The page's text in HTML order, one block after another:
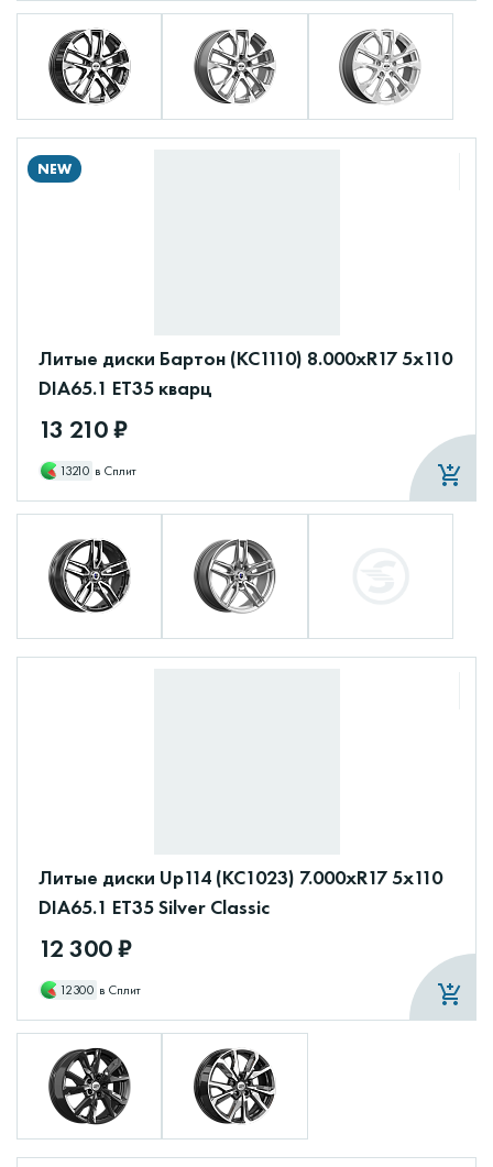
NEW
Литые диски Бартон (КС1110) 8.000xR17 5x110
DIA65.1 ET35 кварц
13 210 ₽
13210 в Сплит
Литые диски Up114 (КС1023) 7.000xR17 5x110
DIA65.1 ET35 Silver Classic
12 300 ₽
12300 в Сплит